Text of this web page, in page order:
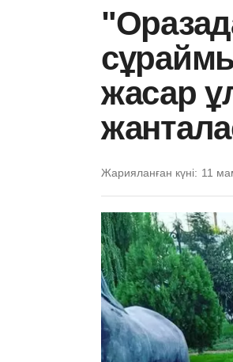
жасар
Жарияланған күні: 11